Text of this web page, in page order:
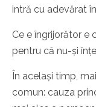
intră cu adevărat
Ce e îngrijorător e
pentru că nu-și
În același timp,
comun: cauza